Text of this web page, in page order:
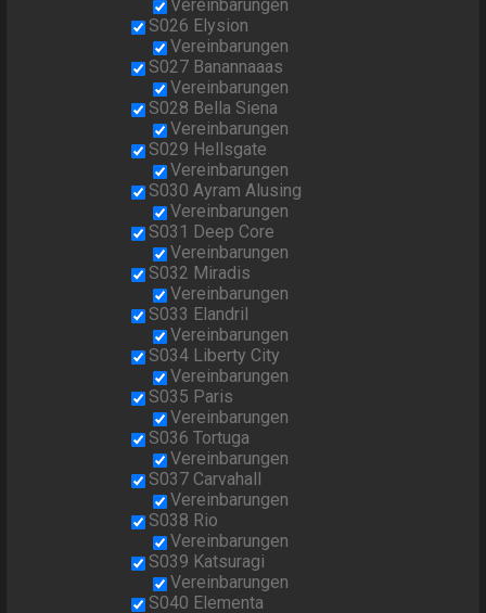
Vereinbarungen
S026 Elysion
Vereinbarungen
S027 Banannaaas
Vereinbarungen
S028 Bella Siena
Vereinbarungen
S029 Hellsgate
Vereinbarungen
S030 Ayram Alusing
Vereinbarungen
S031 Deep Core
Vereinbarungen
S032 Miradis
Vereinbarungen
S033 Elandril
Vereinbarungen
S034 Liberty City
Vereinbarungen
S035 Paris
Vereinbarungen
S036 Tortuga
Vereinbarungen
S037 Carvahall
Vereinbarungen
S038 Rio
Vereinbarungen
S039 Katsuragi
Vereinbarungen
S040 Elementa